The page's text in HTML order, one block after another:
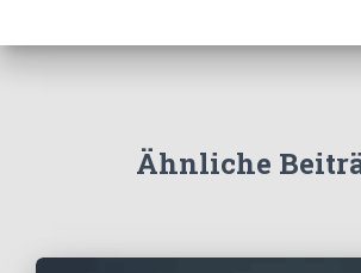
Ähnliche